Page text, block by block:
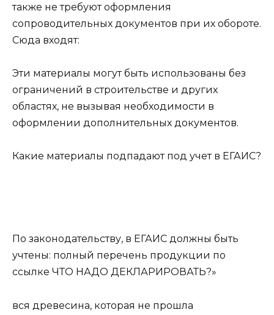
также не требуют оформления
сопроводительных документов при их обороте.
Сюда входят:
Эти материалы могут быть использованы без
ограничений в строительстве и других
областях, не вызывая необходимости в
оформлении дополнительных документов.
Какие материалы подпадают под учет в ЕГАИС?
По законодательству, в ЕГАИС должны быть
учтены: полный перечень продукции по
ссылке ЧТО НАДО ДЕКЛАРИРОВАТЬ?»
вся древесина, которая не прошла